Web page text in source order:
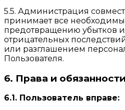
5.5. Администрация
принимает все
предотвращению убытков
отрицательных
или разглашением
Пользователя.
6. Права и
6.1. Пользователь вправе: